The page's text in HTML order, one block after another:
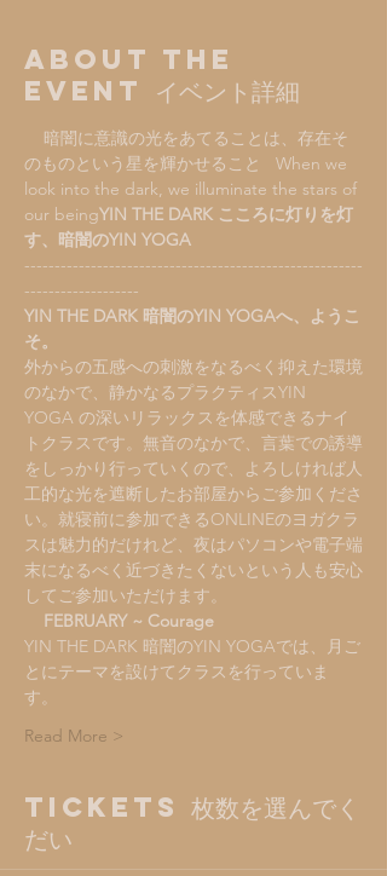
About the
Event イベント詳細
のものという星を輝かせること   When we
look into the dark, we illuminate the stars of
our beingYIN THE DARK こころに灯りを灯
す、暗闇のYIN YOGA
--------------------------------------------------------
-------------------
YIN THE DARK 暗闇のYIN YOGAへ、ようこ
そ。
外からの五感への刺激をなるべく抑えた環境
のなかで、静かなるプラクティスYIN
YOGA の深いリラックスを体感できるナイ
トクラスです。無音のなかで、言葉での誘導
をしっかり行っていくので、よろしければ人
工的な光を遮断したお部屋からご参加くださ
い。就寝前に参加できるONLINEのヨガクラ
スは魅力的だけれど、夜はパソコンや電子端
末になるべく近づきたくないという人も安心
してご参加いただけます。
FEBRUARY ~ Courage
YIN THE DARK 暗闇のYIN YOGAでは、月ご
とにテーマを設けてクラスを行っていま
す。
Read More >
Tickets 枚数を選んでく
だい